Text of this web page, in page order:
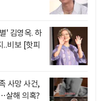
' 김영옥. 하
..비보 [핫피
사망 사건,
살해 의혹?